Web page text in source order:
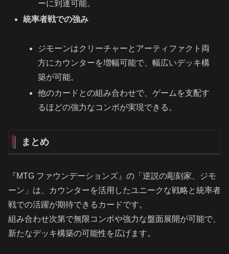
ーに到達可能。
統率者戦での強み
ジモーンはクリーチャーとアーティファクト両
方にカウンターを増幅可能で、幅広いデッキ構
築が可能。
他のカードとの組み合わせで、ゲームを支配す
るほどの強力なコンボが実現できる。
まとめ
『MTG ファウンデーションズ』の「逆説の彫刻家、ジモ
ーン」は、カウンターを活用したユニークな戦略と統率者
戦での活躍が期待できるカードです。
組み合わせ次第で無限コンボや強力な盤面展開が可能で、
新たなデッキ構築の可能性を広げます。